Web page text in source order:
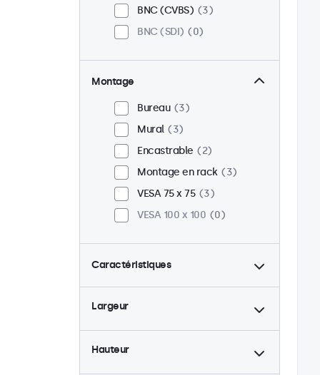
BNC (CVBS)
3
BNC (SDI)
0
Montage
Bureau
3
Mural
3
Encastrable
2
Montage en rack
3
VESA 75 x 75
3
VESA 100 x 100
0
Caractéristiques
4:3 / 5:4
1
Rétro-éclairage ajustable
Largeur
Hauteur